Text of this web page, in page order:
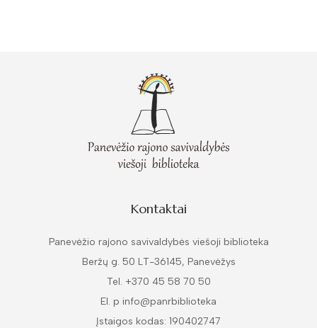
Kontaktai
Panevėžio rajono savivaldybės viešoji biblioteka
Beržų g. 50 LT-36145, Panevėžys
Tel. +370 45 58 70 50
El. p info@panrbiblioteka
Įstaigos kodas: 190402747